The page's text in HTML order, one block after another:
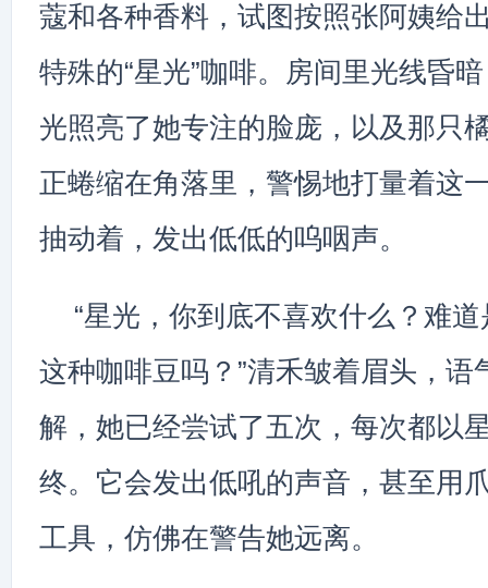
蔻和各种香料，试图按照张阿姨给
特殊的“星光”咖啡。房间里光线昏
光照亮了她专注的脸庞，以及那只
正蜷缩在角落里，警惕地打量着这
抽动着，发出低低的呜咽声。
“星光，你到底不喜欢什么？难
这种咖啡豆吗？”清禾皱着眉头，语
解，她已经尝试了五次，每次都以
终。它会发出低吼的声音，甚至用
工具，仿佛在警告她远离。